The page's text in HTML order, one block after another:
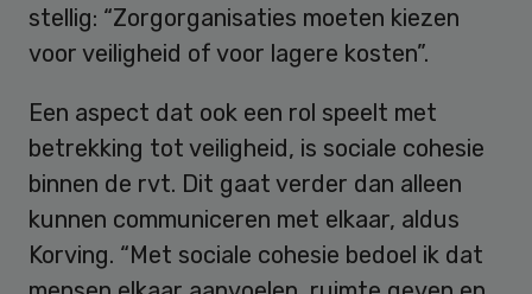
stellig: “Zorgorganisaties moeten kiezen
voor veiligheid of voor lagere kosten”.
Een aspect dat ook een rol speelt met
betrekking tot veiligheid, is sociale cohesie
binnen de rvt. Dit gaat verder dan alleen
kunnen communiceren met elkaar, aldus
Korving. “Met sociale cohesie bedoel ik dat